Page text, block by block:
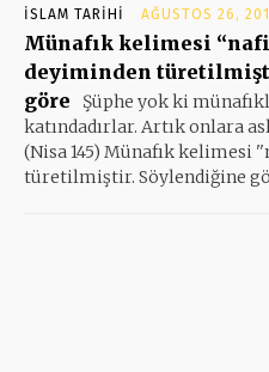
İSLAM TARIHI AĞUSTOS 26,
Münafık kelimesi
deyiminden
göre
Şüphe yok ki
katındadırlar. Artık onlara
(Nisa 145) Münafık
türetilmiştir. Söylendiğine